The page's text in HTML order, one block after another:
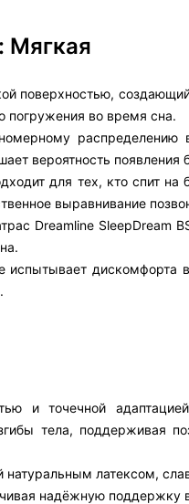
Мягкая
поверхностью,
погружения во время сна.
вероятность
для тех, кто спит
выравнивание
Dreamline SleepDream
дискомфорта
и точечной
тела, поддерживая
латексом,
надёжную поддержку